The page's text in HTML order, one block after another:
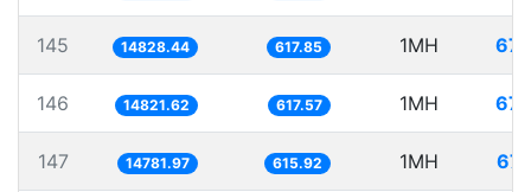
145 14828.44 617.85 1MH
146 14821.62 617.57 1MH
147 14781.97 615.92 1MH